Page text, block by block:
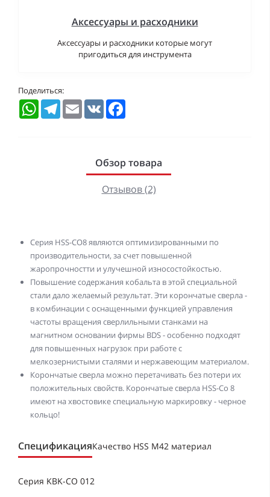
Аксессуары и расходники
Аксессуары и расходники которые могут
пригодиться для инструмента
Поделиться:
WhatsAppTelegramEmail VK
Обзор товара
Отзывов (2)
Серия HSS-CO8 являются оптимизированными по
производительности, за счет повышенной
жаропрочностти и улучешной износостойкостью.
Повышение содержания кобальта в этой специальной
стали дало желаемый результат. Эти корончатые сверла -
в комбинации с оснащенными функцией управления
частоты вращения сверлильными станками на
магнитном основании фирмы BDS - особенно подходят
для повышенных нагрузок при работе с
мелкозернистыми сталями и нержавеющим материалом.
Корончатые сверла можно перетачивать без потери их
положительных свойств. Корончатые сверла HSS-Co 8
имеют на хвостовике специальную маркировку - черное
кольцо!
СпецификацияКачество HSS M42 материал
Серия KBK-CO 012